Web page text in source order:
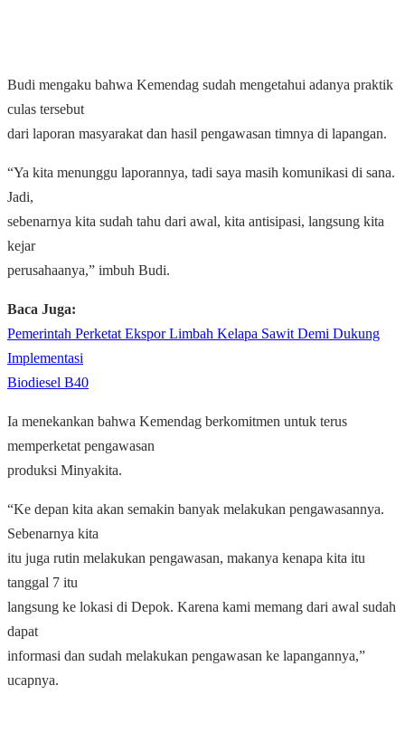
Budi mengaku bahwa Kemendag sudah mengetahui adanya praktik
culas tersebut
dari laporan masyarakat dan hasil pengawasan timnya di lapangan.
“Ya kita menunggu laporannya, tadi saya masih komunikasi di sana.
Jadi,
sebenarnya kita sudah tahu dari awal, kita antisipasi, langsung kita
kejar
perusahaanya,” imbuh Budi.
Baca Juga:
Pemerintah Perketat Ekspor Limbah Kelapa Sawit Demi Dukung
Implementasi
Biodiesel B40
Ia menekankan bahwa Kemendag berkomitmen untuk terus
memperketat pengawasan
produksi Minyakita.
“Ke depan kita akan semakin banyak melakukan pengawasannya.
Sebenarnya kita
itu juga rutin melakukan pengawasan, makanya kenapa kita itu
tanggal 7 itu
langsung ke lokasi di Depok. Karena kami memang dari awal sudah
dapat
informasi dan sudah melakukan pengawasan ke lapangannya,”
ucapnya.